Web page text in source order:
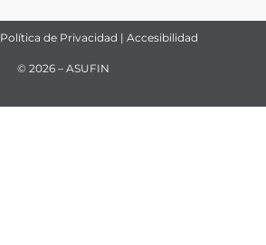
Política de Privacidad | Accesibilidad
© 2026 – ASUFIN